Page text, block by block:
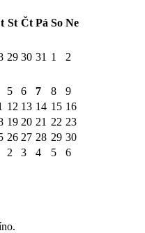
St Čt Pá So Ne
29 30 31 1 2
5 6 7 8
9
12 13 14 15 16
19 20 21 22 23
26 27 28 29 30
2 3 4 5 6